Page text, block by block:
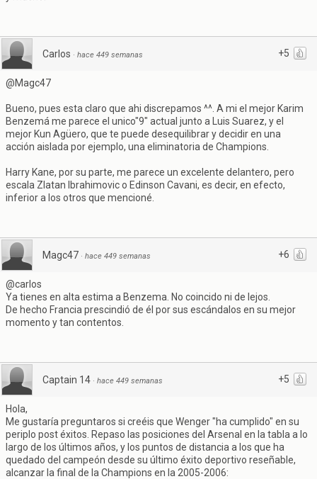
+5
Carlos · hace 449 semanas
@Magc47
Bueno, pues esta claro que ahi discrepamos ^^. A mi el mejor Karim
Benzemá me parece el unico"9" actual junto a Luis Suarez, y el
mejor Kun Agüero, que te puede desequilibrar y decidir en una
acción aislada por ejemplo, una eliminatoria de Champions.
Harry Kane, por su parte, me parece un excelente delantero, pero
escala Zlatan Ibrahimovic o Edinson Cavani, es decir, en efecto,
inferior a los otros que mencioné.
+6
Magc47 · hace 449 semanas
@carlos
Ya tienes en alta estima a Benzema. No coincido ni de lejos.
De hecho Francia prescindió de él por sus escándalos en su mejor
momento y tan contentos.
+5
Captain 14 · hace 449 semanas
Hola,
Me gustaría preguntaros si creéis que Wenger "ha cumplido" en su
periplo post éxitos. Repaso las posiciones del Arsenal en la tabla a lo
largo de los últimos años, y los puntos de distancia a los que ha
quedado del campeón desde su último éxito deportivo reseñable,
alcanzar la final de la Champions en la 2005-2006: